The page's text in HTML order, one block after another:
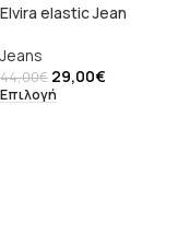
Elvira elastic Jean
Jeans
44,00€ 29,00€
Επιλογή